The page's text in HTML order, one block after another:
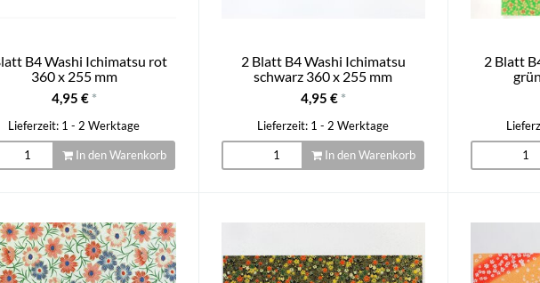
B4 Washi Ichimatsu rot
360 x 255 mm
4,95 € *
Lieferzeit: 1 - 2 Werktage
In den Warenkorb
2 Blatt B4 Washi Ichimatsu
schwarz 360 x 255 mm
4,95 € *
Lieferzeit: 1 - 2 Werktage
In den Warenkorb
2 Blatt